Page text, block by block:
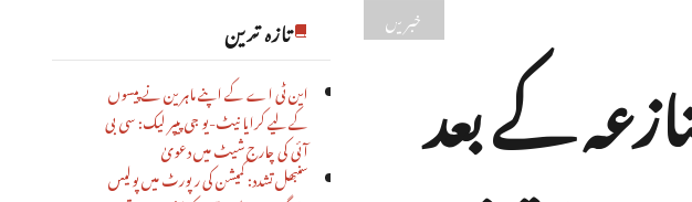
تازہ ترین
این ٹی اے کے اپنے ماہرین نے پیسوں
کے لیے کرایا نیٹ-یو جی پیپر لیک: سی بی
آئی کی چارج شیٹ میں دعویٰ
سنبھل تشدد: کمیشن کی رپورٹ میں پولیس
خبریں
کے بعد